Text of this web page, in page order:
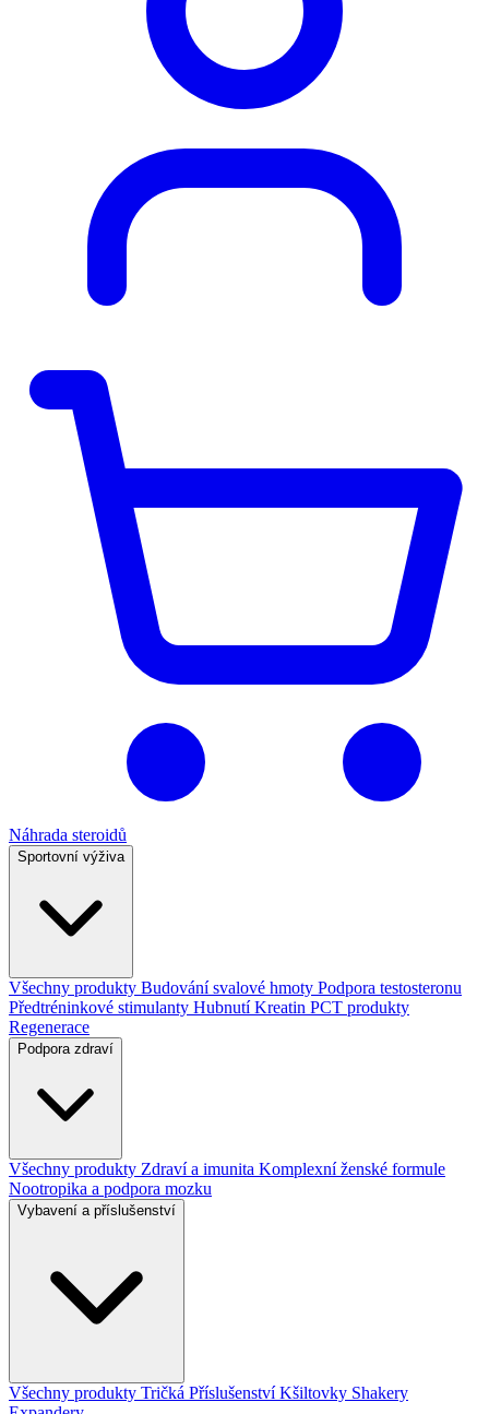
Náhrada steroidů
Sportovní výživa
Všechny produkty Budování svalové hmoty Podpora testosteronu
Předtréninkové stimulanty HubnutíKreatin PCT produkty
Regenerace
Podpora zdraví
Všechny produkty Zdraví a imunita Komplexní ženské formule
Nootropika a podpora mozku
Vybavení a příslušenství
Všechny produkty Tričká PříslušenstvíKšiltovky Shakery